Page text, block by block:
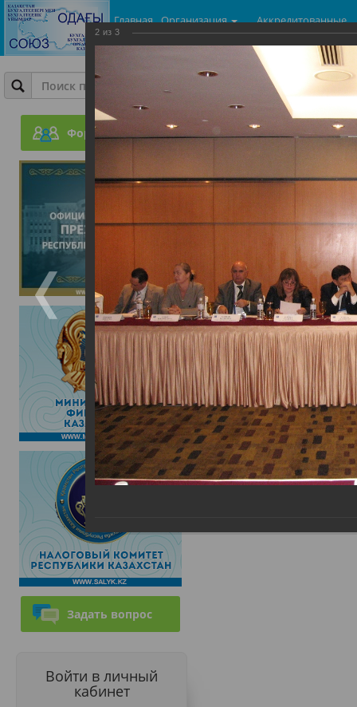
Главная Организация
Аккредитованные
центры
Форум
Задать вопрос
Войти в личный
кабинет
Фотогалерея
Всемирный Конгресс
2 из 3